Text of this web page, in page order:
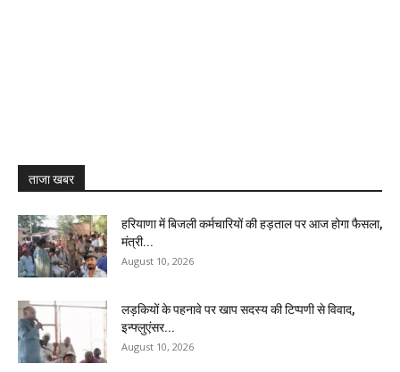
ताजा खबर
हरियाणा में बिजली कर्मचारियों की हड़ताल पर आज होगा फैसला,
मंत्री...
August 10, 2026
लड़कियों के पहनावे पर खाप सदस्य की टिप्पणी से विवाद,
इन्फ्लुएंसर...
August 10, 2026